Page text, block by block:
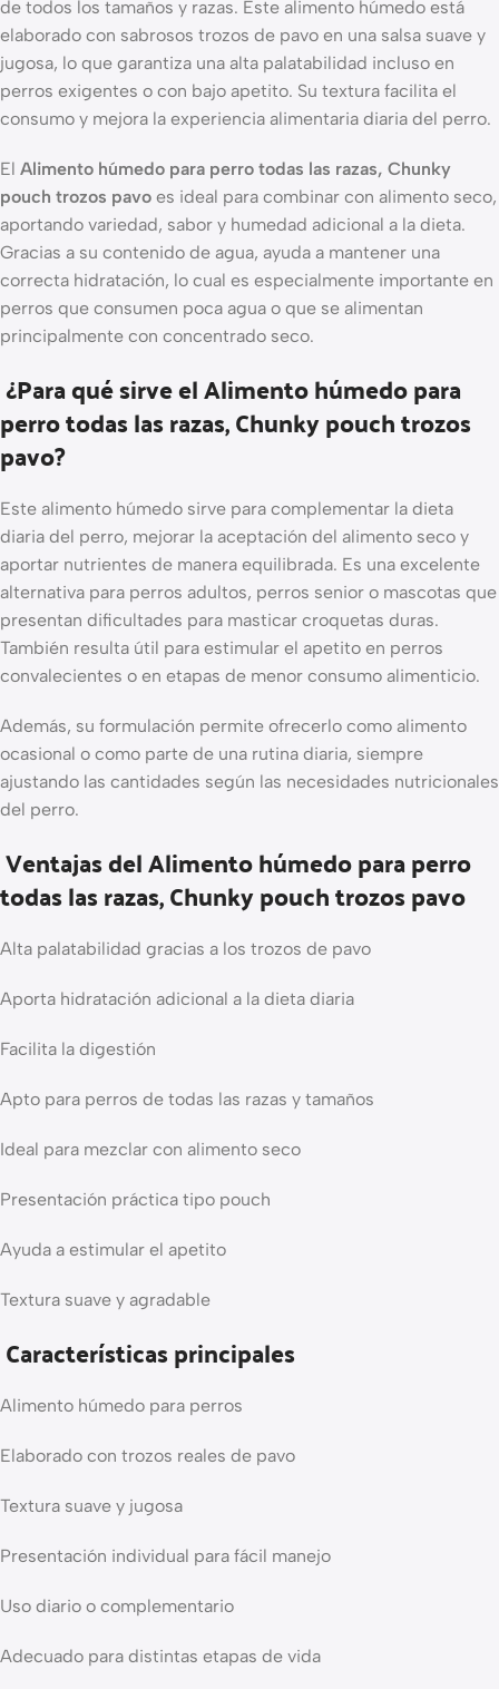
de todos los tamaños y razas. Este alimento húmedo está
elaborado con sabrosos trozos de pavo en una salsa suave y
jugosa, lo que garantiza una alta palatabilidad incluso en
perros exigentes o con bajo apetito. Su textura facilita el
consumo y mejora la experiencia alimentaria diaria del perro.
El Alimento húmedo para perro todas las razas, Chunky
pouch trozos pavo es ideal para combinar con alimento seco,
aportando variedad, sabor y humedad adicional a la dieta.
Gracias a su contenido de agua, ayuda a mantener una
correcta hidratación, lo cual es especialmente importante en
perros que consumen poca agua o que se alimentan
principalmente con concentrado seco.
¿Para qué sirve el Alimento húmedo para
perro todas las razas, Chunky pouch trozos
pavo?
Este alimento húmedo sirve para complementar la dieta
diaria del perro, mejorar la aceptación del alimento seco y
aportar nutrientes de manera equilibrada. Es una excelente
alternativa para perros adultos, perros senior o mascotas que
presentan dificultades para masticar croquetas duras.
También resulta útil para estimular el apetito en perros
convalecientes o en etapas de menor consumo alimenticio.
Además, su formulación permite ofrecerlo como alimento
ocasional o como parte de una rutina diaria, siempre
ajustando las cantidades según las necesidades nutricionales
del perro.
Ventajas del Alimento húmedo para perro
todas las razas, Chunky pouch trozos pavo
Alta palatabilidad gracias a los trozos de pavo
Aporta hidratación adicional a la dieta diaria
Facilita la digestión
Apto para perros de todas las razas y tamaños
Ideal para mezclar con alimento seco
Presentación práctica tipo pouch
Ayuda a estimular el apetito
Textura suave y agradable
Características principales
Alimento húmedo para perros
Elaborado con trozos reales de pavo
Textura suave y jugosa
Presentación individual para fácil manejo
Uso diario o complementario
Adecuado para distintas etapas de vida